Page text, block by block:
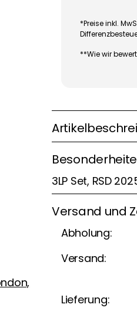
*Preise inkl.
**Wie wir
3LP Set, RSD
Versand und
Abholung:
Versand:
Lieferung: